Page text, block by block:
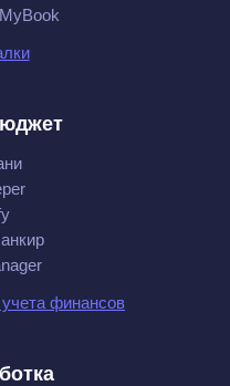
финансов